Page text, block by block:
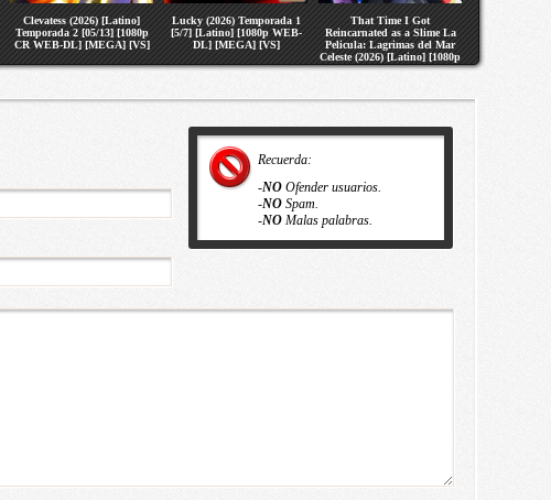
Clevatess (2026) [Latino]
Temporada 2 [05/13] [1080p
CR WEB-DL] [MEGA] [VS]
Lucky (2026) Temporada 1
[5/7] [Latino] [1080p WEB-
DL] [MEGA] [VS]
That Time I Got
Reincarnated as a Slime La
Pelicula: Lagrimas del Mar
Celeste (2026) [Latino] [1080p
WEB-DL] [MEGA] [VS]
Recuerda:
-NO Ofender usuarios.
-NO Spam.
-NO Malas palabras.